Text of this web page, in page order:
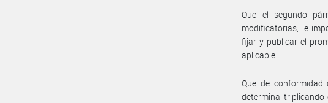
Que el segundo
modificatorias, le
fijar y publicar el
aplicable.
Que de
determina triplicando